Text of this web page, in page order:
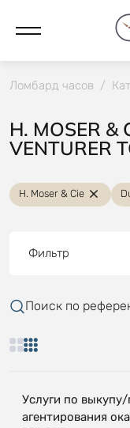
Ломбард часов /
H. MOSER &
VENTURER
H. Moser & Cie
Фильтр
Поиск по
Услуги по
агентирования